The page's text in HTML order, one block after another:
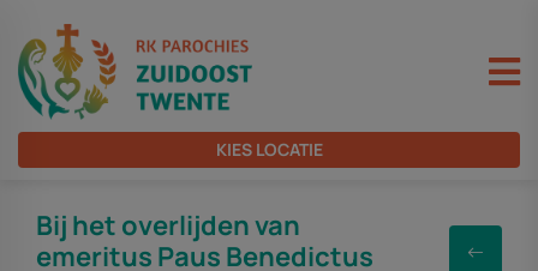
KIES LOCATIE
Bij het overlijden van
emeritus Paus Benedictus